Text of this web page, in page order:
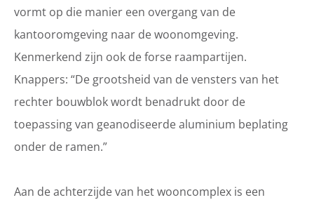
vormt op die manier een overgang van de
kantooromgeving naar de woonomgeving.
Kenmerkend zijn ook de forse raampartijen.
Knappers: “De grootsheid van de vensters van het
rechter bouwblok wordt benadrukt door de
toepassing van geanodiseerde aluminium beplating
onder de ramen.”
Aan de achterzijde van het wooncomplex is een